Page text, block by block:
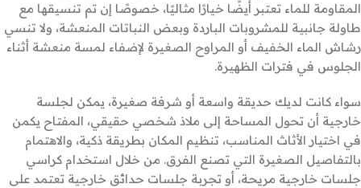
المقاومة للماء تعتبر أيضًا خيارًا مثاليًا، خصوصًا إن تم تنسيقها مع
طاولة جانبية للمشروبات الباردة وبعض النباتات المنعشة، ولا تنسي
رشاش الماء الخفيف أو المراوح الصغيرة لإضفاء لمسة منعشة أثناء
الجلوس في فترات الظهيرة.
سواء كانت لديك حديقة واسعة أو شرفة صغيرة، يمكن لجلسة
خارجية أن تحول المساحة إلى ملاذ شخصي حقيقي، المفتاح يكمن
في اختيار الأثاث المناسب، تنظيم المكان بطريقة ذكية، والاهتمام
بالتفاصيل الصغيرة التي تصنع الفرق. من خلال استخدام كراسي
جلسات خارجية مريحة، أو تجربة جلسات حدائق خارجية تعتمد على